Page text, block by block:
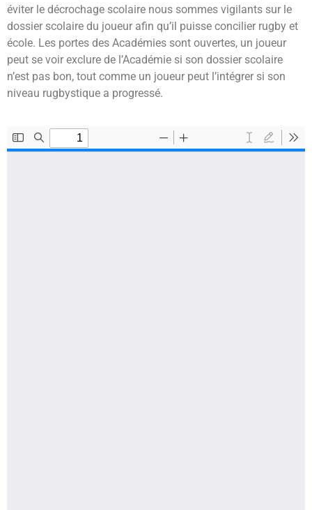
éviter le décrochage scolaire nous sommes vigilants sur le
dossier scolaire du joueur afin qu’il puisse concilier rugby et
école. Les portes des Académies sont ouvertes, un joueur
peut se voir exclure de l’Académie si son dossier scolaire
n’est pas bon, tout comme un joueur peut l’intégrer si son
niveau rugbystique a progressé.